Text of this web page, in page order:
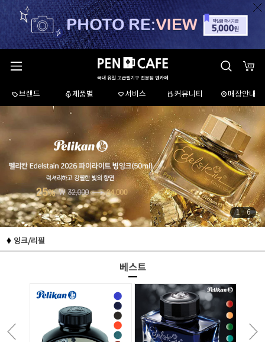
브랜드 제품별 서비스 커뮤니티 매장안내
1/6
잉크/리필
베스트